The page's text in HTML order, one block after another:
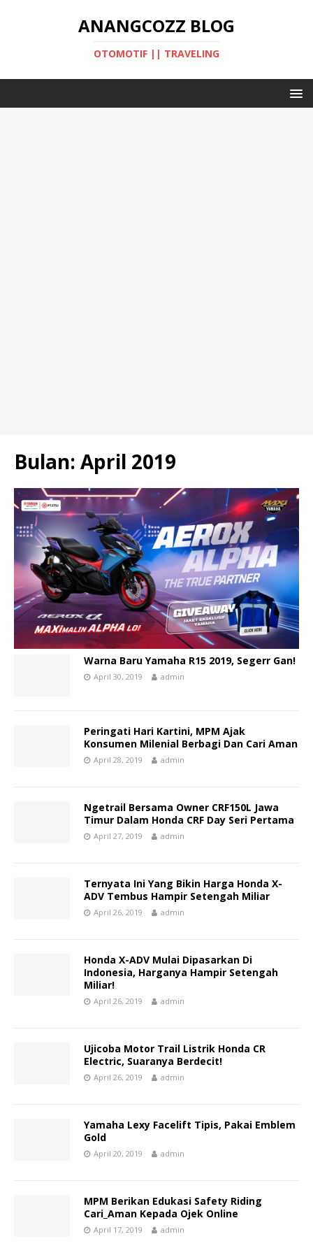
ANANGCOZZ BLOG
OTOMOTIF || TRAVELING
Bulan: April 2019
Warna Baru Yamaha R15 2019, Segerr Gan!
April 30, 2019 admin
Peringati Hari Kartini, MPM Ajak
Konsumen Milenial Berbagi Dan Cari Aman
April 28, 2019 admin
Ngetrail Bersama Owner CRF150L Jawa
Timur Dalam Honda CRF Day Seri Pertama
April 27, 2019 admin
Ternyata Ini Yang Bikin Harga Honda X-
ADV Tembus Hampir Setengah Miliar
April 26, 2019 admin
Honda X-ADV Mulai Dipasarkan Di
Indonesia, Harganya Hampir Setengah
Miliar!
April 26, 2019 admin
Ujicoba Motor Trail Listrik Honda CR
Electric, Suaranya Berdecit!
April 26, 2019 admin
Yamaha Lexy Facelift Tipis, Pakai Emblem
Gold
April 20, 2019 admin
MPM Berikan Edukasi Safety Riding
Cari_Aman Kepada Ojek Online
April 17, 2019 admin